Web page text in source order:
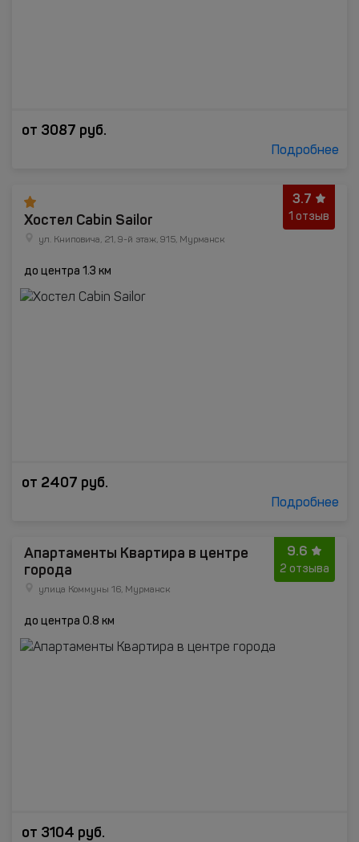
от 3087 руб.
Подробнее
3.7
1 отзыв
Хостел Cabin Sailor
ул. Книповича, 21, 9-й этаж, 915, Мурманск
до центра 1.3 км
от 2407 руб.
Подробнее
9.6
2 отзыва
Апартаменты Квартира в центре
города
улица Коммуны 16, Мурманск
до центра 0.8 км
от 3104 руб.